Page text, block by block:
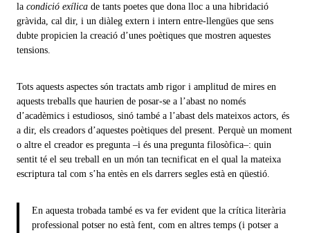
la condició exílica de tants poetes que dona lloc a una hibridació
gràvida, cal dir, i un diàleg extern i intern entre-llengües que sens
dubte propicien la creació d’unes poètiques que mostren aquestes
tensions.
Tots aquests aspectes són tractats amb rigor i amplitud de mires en
aquests treballs que haurien de posar-se a l’abast no només
d’acadèmics i estudiosos, sinó també a l’abast dels mateixos actors, és
a dir, els creadors d’aquestes poètiques del present. Perquè un moment
o altre el creador es pregunta –i és una pregunta filosòfica–: quin
sentit té el seu treball en un món tan tecnificat en el qual la mateixa
escriptura tal com s’ha entès en els darrers segles està en qüestió.
En aquesta trobada també es va fer evident que la crítica literària
professional potser no està fent, com en altres temps (i potser a